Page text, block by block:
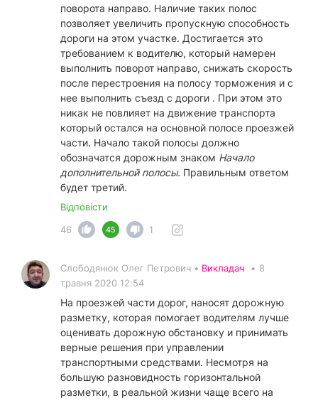
поворота направо. Наличие таких полос
позволяет увеличить пропускную способность
дороги на этом участке. Достигается это
требованием к водителю, который намерен
выполнить поворот направо, снижать скорость
после перестроения на полосу торможения и с
нее выполнить съезд с дороги . При этом это
никак не повлияет на движение транспорта
который остался на основной полосе проезжей
части. Начало такой полосы должно
обозначатся дорожным знаком Начало
дополнительной полосы. Правильным ответом
будет третий.
Відповісти
46
45 1
Слободянюк Олег Петрович • Викладач • 8
травня 2020 12:54
На проезжей части дорог, наносят дорожную
разметку, которая помогает водителям лучше
оценивать дорожную обстановку и принимать
верные решения при управлении
транспортными средствами. Несмотря на
большую разновидность горизонтальной
разметки, в реальной жизни чаще всего на